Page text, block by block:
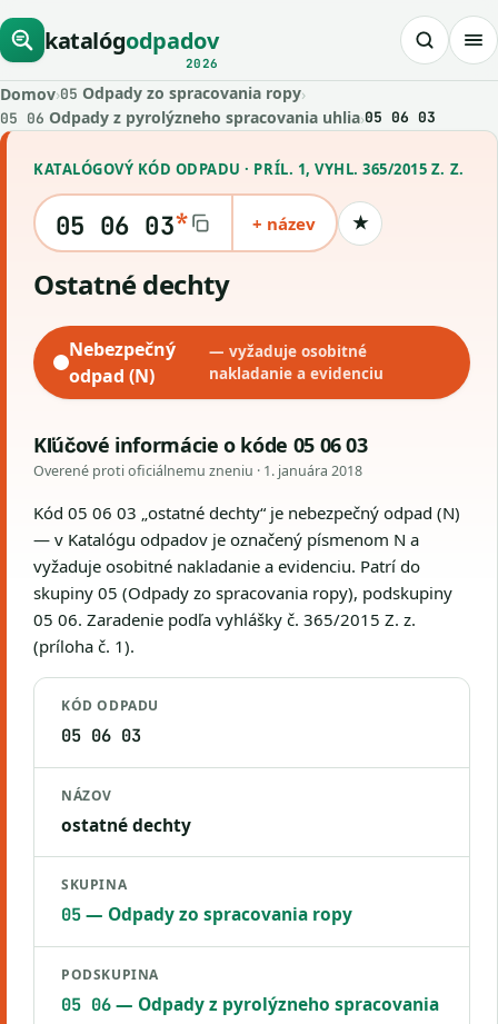
katalógodpadov
2026
Domov›05 Odpady zo spracovania ropy›
05 06 Odpady z pyrolýzneho spracovania uhlia›05 06 03
KATALÓGOVÝ KÓD ODPADU · PRÍL. 1, VYHL. 365/2015 Z. Z.
05 06 03* + název ★Uložiť kód
ostatné dechty
Nebezpečný
odpad (N)
— vyžaduje osobitné
nakladanie a evidenciu
Kľúčové informácie o kóde 05 06 03
Overené proti oficiálnemu zneniu · 1. januára 2018
Kód 05 06 03 „ostatné dechty“ je nebezpečný odpad (N)
— v Katalógu odpadov je označený písmenom N a
vyžaduje osobitné nakladanie a evidenciu. Patrí do
skupiny 05 (Odpady zo spracovania ropy), podskupiny
05 06. Zaradenie podľa vyhlášky č. 365/2015 Z. z.
(príloha č. 1).
KÓD ODPADU
05 06 03
NÁZOV
ostatné dechty
SKUPINA
05— Odpady zo spracovania ropy
PODSKUPINA
05 06— Odpady z pyrolýzneho spracovania